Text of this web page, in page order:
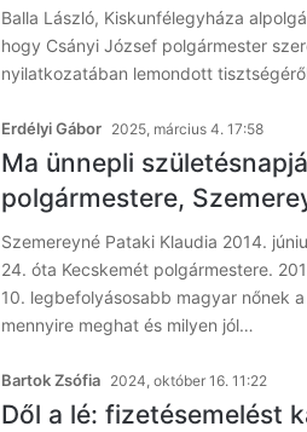
Balla László, Kiskunfélegyháza
hogy Csányi József polgármester
nyilatkozatában lemondott
Erdélyi Gábor 2025, március 4. 17:58
Ma ünnepli
polgármestere,
Szemereyné Pataki Klaudia 2014.
24. óta Kecskemét polgármestere.
10. legbefolyásosabb magyar nőnek
mennyire meghat és milyen jól…
Bartok Zsófia 2024, október 16. 11:22
Dől a lé: fizetésemelést